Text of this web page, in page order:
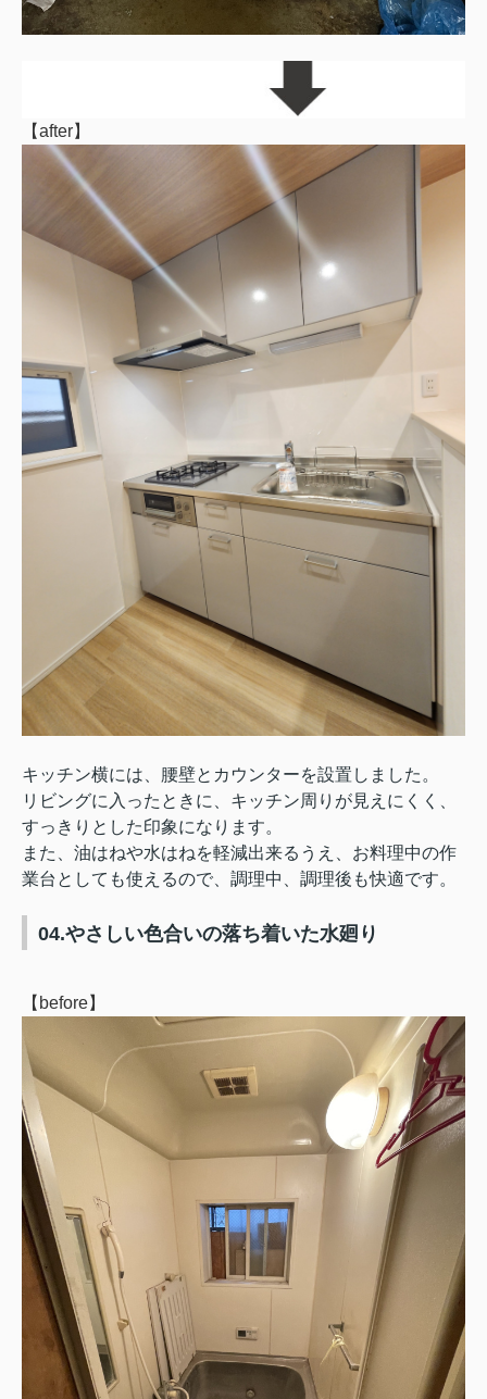
【after】
キッチン横には、腰壁とカウンターを設置しました。
リビングに入ったときに、キッチン周りが見えにくく、
すっきりとした印象になります。
また、油はねや水はねを軽減出来るうえ、お料理中の作
業台としても使えるので、調理中、調理後も快適です。
04.やさしい色合いの落ち着いた水廻り
【before】